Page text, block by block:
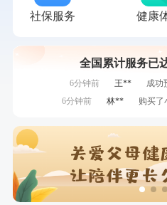
甲状腺癌怎
社保服务 健康
全国累计服务已
2分钟前
成功
4分钟前
李**
成功
6分钟前
王**
成功
6分钟前
林**
购买了
赵**
成
刚刚
周**
成功
刚刚
周** 成功